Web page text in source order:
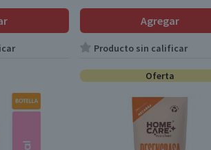
Agregar
Producto sin calificar
Oferta